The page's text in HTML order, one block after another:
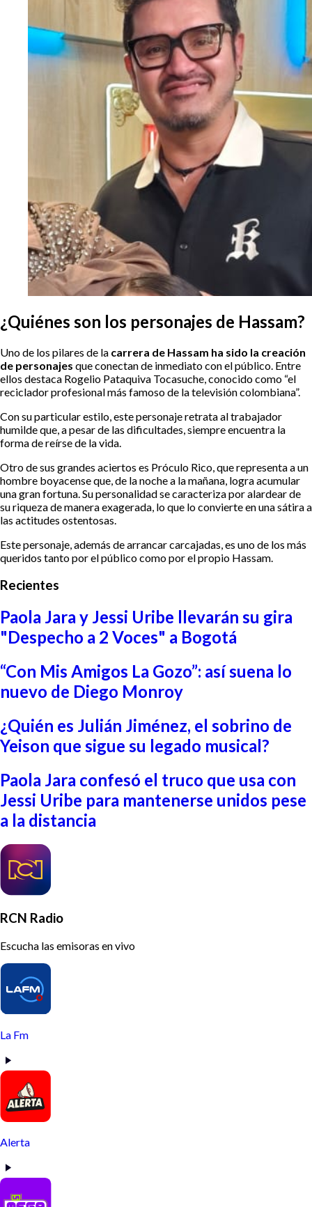
¿Quiénes son los personajes de Hassam?
Uno de los pilares de la carrera de Hassam ha sido la creación
de personajes que conectan de inmediato con el público. Entre
ellos destaca Rogelio Pataquiva Tocasuche, conocido como “el
reciclador profesional más famoso de la televisión colombiana”.
Con su particular estilo, este personaje retrata al trabajador
humilde que, a pesar de las dificultades, siempre encuentra la
forma de reírse de la vida.
Otro de sus grandes aciertos es Próculo Rico, que representa a un
hombre boyacense que, de la noche a la mañana, logra acumular
una gran fortuna. Su personalidad se caracteriza por alardear de
su riqueza de manera exagerada, lo que lo convierte en una sátira a
las actitudes ostentosas.
Este personaje, además de arrancar carcajadas, es uno de los más
queridos tanto por el público como por el propio Hassam.
Recientes
Paola Jara y Jessi Uribe llevarán su gira
"Despecho a 2 Voces" a Bogotá
“Con Mis Amigos La Gozo”: así suena lo
nuevo de Diego Monroy
¿Quién es Julián Jiménez, el sobrino de
Yeison que sigue su legado musical?
Paola Jara confesó el truco que usa con
Jessi Uribe para mantenerse unidos pese
a la distancia
RCN Radio
Escucha las emisoras en vivo
La Fm
Alerta